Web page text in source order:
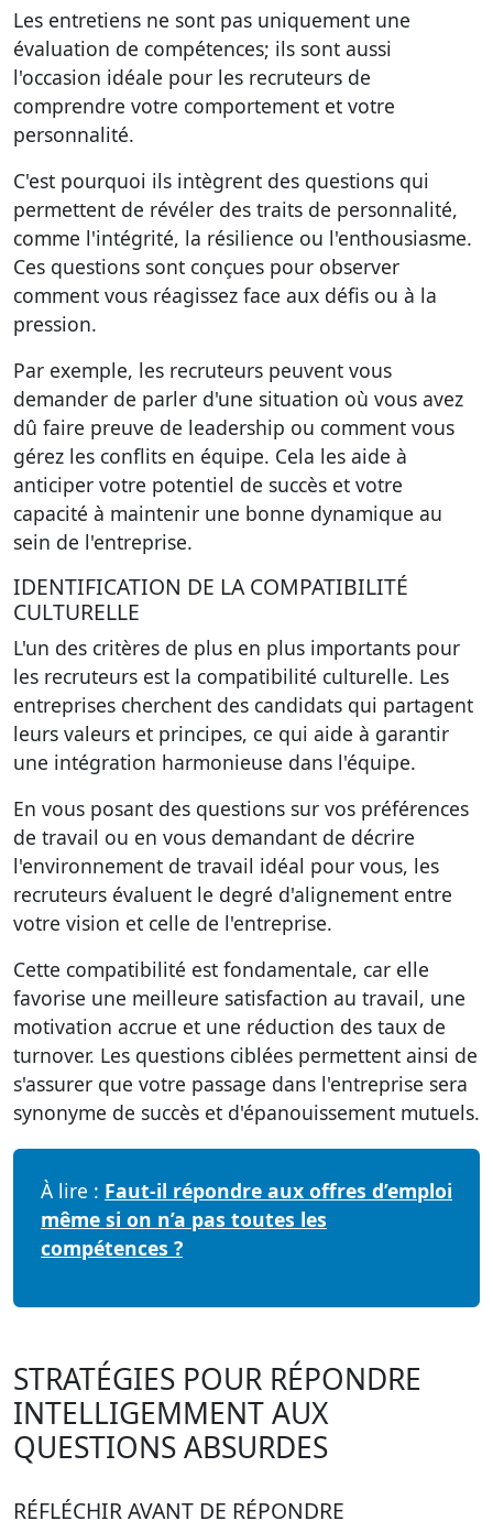
Les entretiens ne sont pas uniquement une
évaluation de compétences; ils sont aussi
l'occasion idéale pour les recruteurs de
comprendre votre comportement et votre
personnalité.
C'est pourquoi ils intègrent des questions qui
permettent de révéler des traits de personnalité,
comme l'intégrité, la résilience ou l'enthousiasme.
Ces questions sont conçues pour observer
comment vous réagissez face aux défis ou à la
pression.
Par exemple, les recruteurs peuvent vous
demander de parler d'une situation où vous avez
dû faire preuve de leadership ou comment vous
gérez les conflits en équipe. Cela les aide à
anticiper votre potentiel de succès et votre
capacité à maintenir une bonne dynamique au
sein de l'entreprise.
IDENTIFICATION DE LA COMPATIBILITÉ
CULTURELLE
L'un des critères de plus en plus importants pour
les recruteurs est la compatibilité culturelle. Les
entreprises cherchent des candidats qui partagent
leurs valeurs et principes, ce qui aide à garantir
une intégration harmonieuse dans l'équipe.
En vous posant des questions sur vos préférences
de travail ou en vous demandant de décrire
l'environnement de travail idéal pour vous, les
recruteurs évaluent le degré d'alignement entre
votre vision et celle de l'entreprise.
Cette compatibilité est fondamentale, car elle
favorise une meilleure satisfaction au travail, une
motivation accrue et une réduction des taux de
turnover. Les questions ciblées permettent ainsi de
s'assurer que votre passage dans l'entreprise sera
synonyme de succès et d'épanouissement mutuels.
À lire : Faut-il répondre aux offres d’emploi
même si on n’a pas toutes les
compétences ?
STRATÉGIES POUR RÉPONDRE
INTELLIGEMMENT AUX
QUESTIONS ABSURDES
RÉFLÉCHIR AVANT DE RÉPONDRE